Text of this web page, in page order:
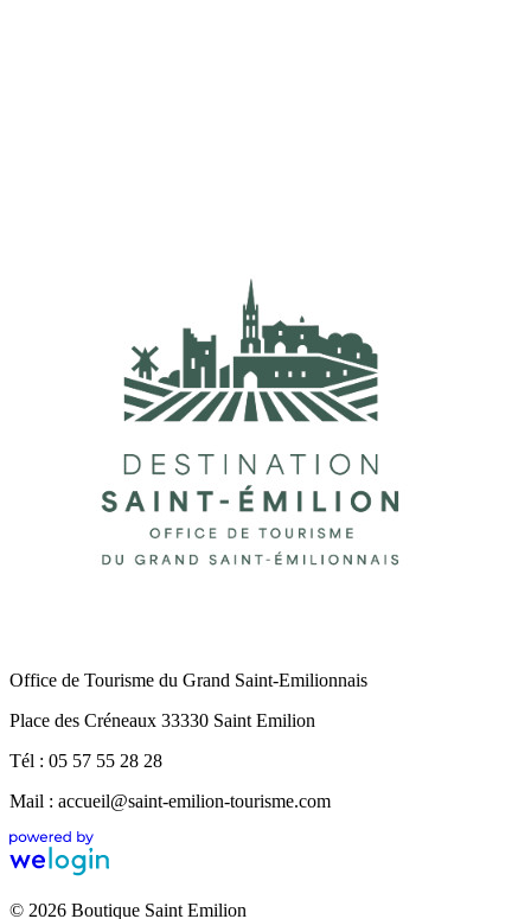
Office de Tourisme du Grand Saint-Emilionnais
Place des Créneaux 33330 Saint Emilion
Tél : 05 57 55 28 28
Mail : accueil@saint-emilion-tourisme.com
© 2026 Boutique Saint Emilion